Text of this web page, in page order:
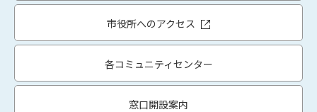
市役所へのアクセス
各コミュニティセンター
窓口開設案内